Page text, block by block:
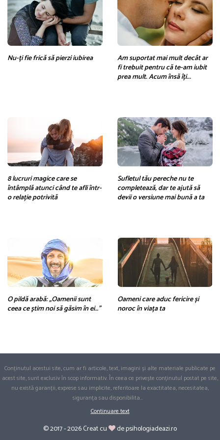
Nu-ți fie frică să pierzi iubirea
Am suportat mai mult decât ar
fi trebuit pentru că te-am iubit
prea mult. Acum însă îți...
8 lucruri magice care se
întâmplă atunci când te afli într-
o relație potrivită
Sufletul tău pereche nu te
completează, dar te ajută să
devii o versiune mai bună a ta
O pildă arabă: „Oamenii sunt
ceea ce ştim noi să găsim în ei…”
Oameni care aduc fericire și
noroc în viața ta
Conținutul acestui site, cum ar fi articole, text, imagini și alte materiale publicate pe
acest site, sunt exclusiv în scop informativ. În ceea ce privește conținutul postat pe site,
nu există garanții, exprese sau implicite, referitoare la exactitatea, necesitatea,
siguranța sau disponibilita...
Continuare text
© 2017 - 2026 Creat cu de psihologiadeazi.ro